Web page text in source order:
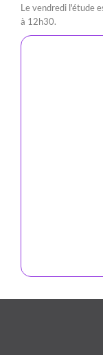
Le vendredi l'étude
à 12h30.